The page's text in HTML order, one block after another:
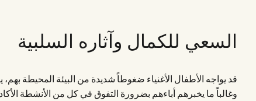
السعي للكمال وآثاره السلبية
قد يواجه الأطفال الأغنياء ضغوطاً شديدة من البيئة المحيطة بهم،
وغالباً ما يخبرهم أباءهم بضرورة التفوق في كل من الأنشطة